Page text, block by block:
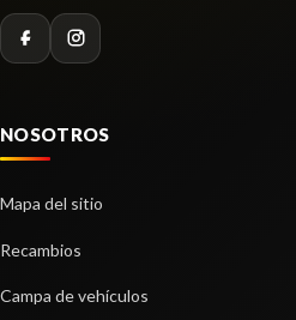
MITSUBISHI MONTERO
Ref:
TRANSMISION
MITSUBISHI MONTERO
BALLESTA DELANTERA
NOSOTROS
Mapa del sitio
Recambios
Campa de vehículos